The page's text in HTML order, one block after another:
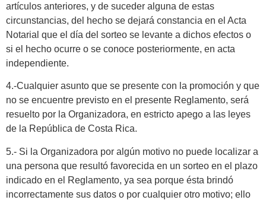
artículos anteriores, y de suceder alguna de estas
circunstancias, del hecho se dejará constancia en el Acta
Notarial que el día del sorteo se levante a dichos efectos o
si el hecho ocurre o se conoce posteriormente, en acta
independiente.
4.-Cualquier asunto que se presente con la promoción y que
no se encuentre previsto en el presente Reglamento, será
resuelto por la Organizadora, en estricto apego a las leyes
de la República de Costa Rica.
5.- Si la Organizadora por algún motivo no puede localizar a
una persona que resultó favorecida en un sorteo en el plazo
indicado en el Reglamento, ya sea porque ésta brindó
incorrectamente sus datos o por cualquier otro motivo; ello